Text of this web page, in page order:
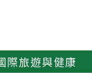
際旅遊與健康